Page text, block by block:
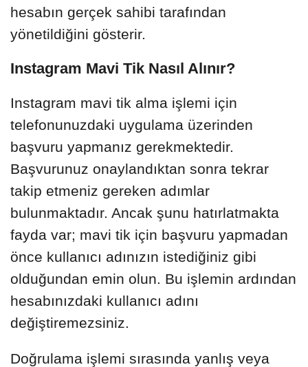
hesabın gerçek sahibi tarafından
yönetildiğini gösterir.
Instagram Mavi Tik Nasıl Alınır?
Instagram mavi tik alma işlemi için
telefonunuzdaki uygulama üzerinden
başvuru yapmanız gerekmektedir.
Başvurunuz onaylandıktan sonra tekrar
takip etmeniz gereken adımlar
bulunmaktadır. Ancak şunu hatırlatmakta
fayda var; mavi tik için başvuru yapmadan
önce kullanıcı adınızın istediğiniz gibi
olduğundan emin olun. Bu işlemin ardından
hesabınızdaki kullanıcı adını
değiştiremezsiniz.
Doğrulama işlemi sırasında yanlış veya